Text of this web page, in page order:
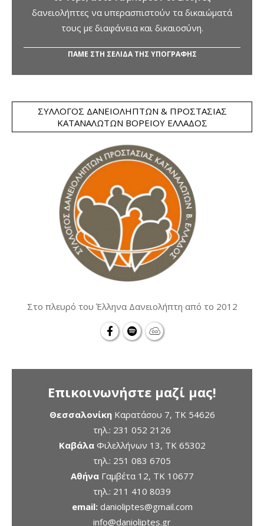
δανειολήπτες να υπερασπιστούν τα δικαιώματά
τους με διαφάνεια και δικαιοσύνη.
ΠΑΜΕ ΣΤΗ ΣΕΛΙΔΑ ΤΗΣ ΥΠΟΓΡΑΦΗΣ
ΣΎΛΛΟΓΟΣ ΔΑΝΕΙΟΛΗΠΤΏΝ & ΠΡΟΣΤΑΣΊΑΣ
ΚΑΤΑΝΑΛΩΤΏΝ ΒΟΡΕΊΟΥ ΕΛΛΆΔΟΣ
Στο πλευρό του Έλληνα Δανειολήπτη από το 2012
Επικοινωνήστε μαζί μας!
ΘεσσαλονίκηΚαρατάσου 7, TK 54626
τηλ.: 231 052 2126
ΚαβάλαΦιλελλήνων 13, ΤΚ 65302
τηλ.: 251 083 6705
ΑθήναΓαμβέτα 12, ΤΚ 10677
τηλ.: 211 410 8039
email: danioliptes@gmail.com
info@danioliptes.gr